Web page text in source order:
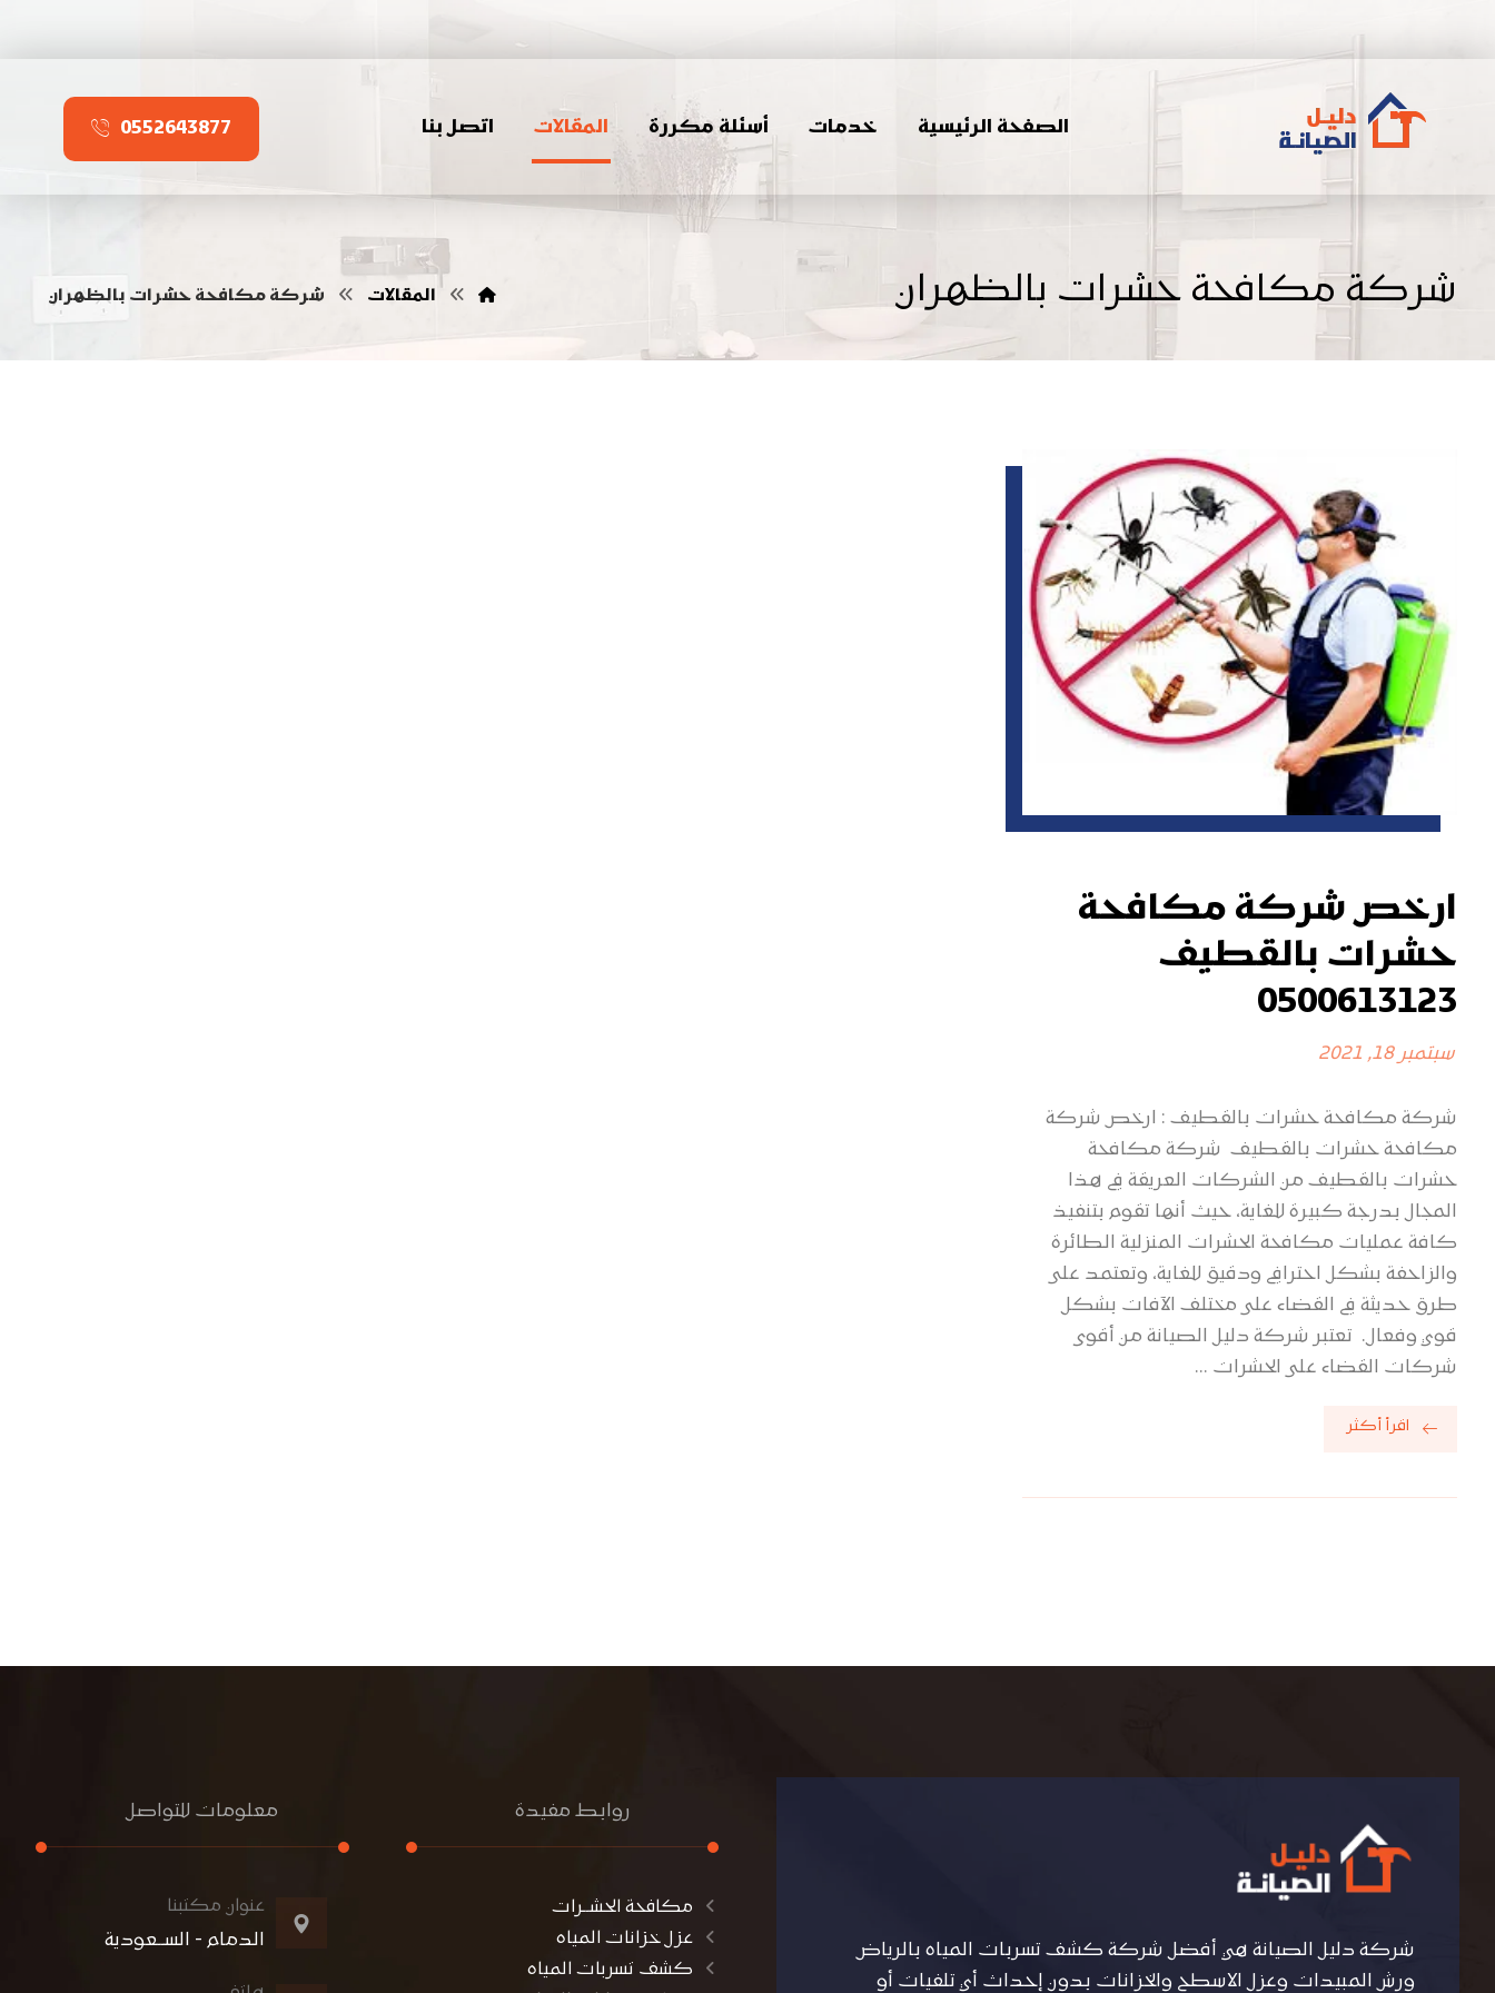
الصفحة الرئيسية خدمات أسئلة مكررة المقالات اتصل بنا 0552643877
شركة مكافحة حشرات بالظهران المقالات شركة مكافحة حشرات بالظهران
ارخص شركة مكافحة
حشرات بالقطيف
0500613123
سبتمبر 18, 2021
شركة مكافحة حشرات بالقطيف : ارخص شركة
مكافحة حشرات بالقطيف شركة مكافحة
حشرات بالقطيف من الشركات العريقة في هذا
المجال بدرجة كبيرة للغاية، حيث أنها تقوم بتنفيذ
كافة عمليات مكافحة الحشرات المنزلية الطائرة
والزاحفة بشكل احترافي ودقيق للغاية، وتعتمد على
طرق حديثة في القضاء على مختلف الآفات بشكل
قوي وفعال. تعتبر شركة دليل الصيانة من أقوى
شركات القضاء على الحشرات ...
اقرأ أكثر
شركة دليل الصيانة هي أفضل شركة كشف تسربات المياه بالرياض
ورش المبيدات وعزل الاسطح والخزانات بدون إحداث أي تلفيات أو
روابط مفيدة
مكافحة الحشــرات
عزل خزانات المياه
كشف تسربات المياه
معلومات للتواصل
عنوان مكتبنا
الدمام - الســعودية